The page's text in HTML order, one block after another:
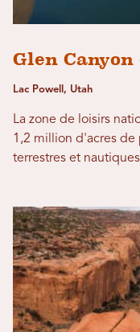
Glen
Lac Powell, Utah
La zone de loisirs
1,2 million d'acres de
terrestres et